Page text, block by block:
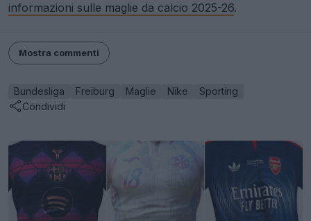
informazioni sulle maglie da calcio 2025-26.
Mostra commenti
Bundesliga Freiburg Maglie Nike
Sporting
Condividi